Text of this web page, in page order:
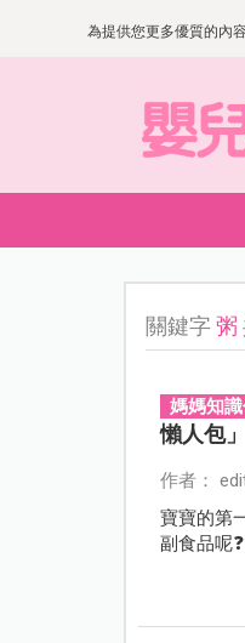
為提供您更多優質的內
關鍵字粥
媽媽知
懶人包」
作者：
寶寶的第
副食品呢